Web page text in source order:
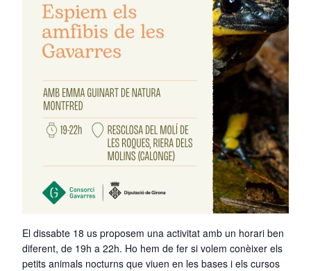
El dissabte 18 us proposem una activitat amb un horari ben
diferent, de 19h a 22h. Ho hem de fer si volem conèixer els
petits animals nocturns que viuen en les bases i els cursos